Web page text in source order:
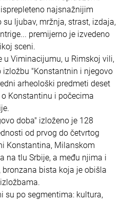
najsnažnijim
ljubav, mržnja, strast, izdaja,
premijerno je izvedeno
sceni.
u Viminacijumu, u Rimskoj vili,
izložbu "Konstantnin i njegovo
arheološki predmeti deset
Konstantinu i počecima
doba" izloženo je 128
od prvog do četvrtog
Konstantina, Milanskom
na tlu Srbije, a među njima i
bista koja je obišla
su po segmentima: kultura,